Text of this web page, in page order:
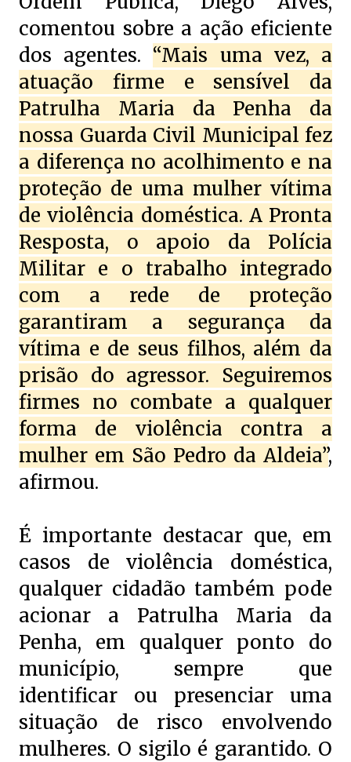
comentou sobre a ação eficiente
dos agentes. “Mais uma vez, a
atuação firme e sensível da
Patrulha Maria da Penha da
nossa Guarda Civil Municipal fez
a diferença no acolhimento e na
proteção de uma mulher vítima
de violência doméstica. A Pronta
Resposta, o apoio da Polícia
Militar e o trabalho integrado
com a rede de proteção
garantiram a segurança da
vítima e de seus filhos, além da
prisão do agressor. Seguiremos
firmes no combate a qualquer
forma de violência contra a
mulher em São Pedro da Aldeia”,
afirmou.
É importante destacar que, em
casos de violência doméstica,
qualquer cidadão também pode
acionar a Patrulha Maria da
Penha, em qualquer ponto do
município, sempre que
identificar ou presenciar uma
situação de risco envolvendo
mulheres. O sigilo é garantido. O